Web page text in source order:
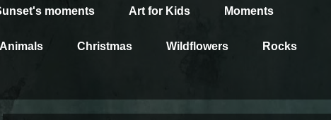
moments Art for Kids Moments
Animals Christmas Wildflowers Rocks